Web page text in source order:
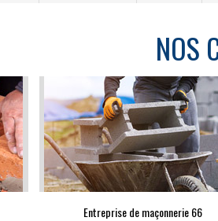
NOS
Entreprise de maçonnerie 66